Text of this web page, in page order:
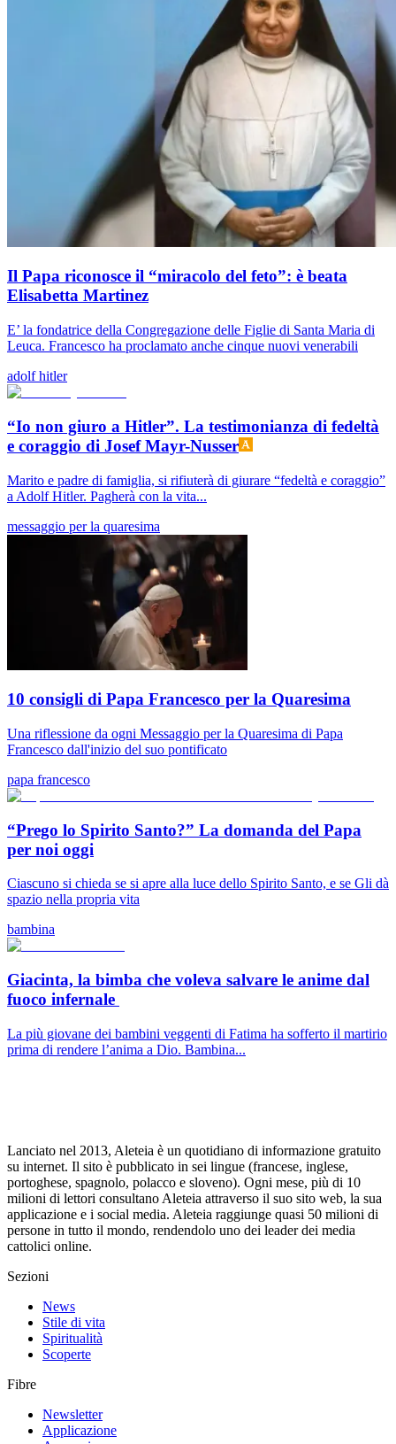
Il Papa riconosce il “miracolo del feto”: è beata
Elisabetta Martinez
E’ la fondatrice della Congregazione delle Figlie di Santa Maria di
Leuca. Francesco ha proclamato anche cinque nuovi venerabili
adolf hitler
“Io non giuro a Hitler”. La testimonianza di fedeltà
e coraggio di Josef Mayr-Nusser
Marito e padre di famiglia, si rifiuterà di giurare “fedeltà e coraggio”
a Adolf Hitler. Pagherà con la vita...
messaggio per la quaresima
10 consigli di Papa Francesco per la Quaresima
Una riflessione da ogni Messaggio per la Quaresima di Papa
Francesco dall'inizio del suo pontificato
papa francesco
“Prego lo Spirito Santo?” La domanda del Papa
per noi oggi
Ciascuno si chieda se si apre alla luce dello Spirito Santo, e se Gli dà
spazio nella propria vita
bambina
Giacinta, la bimba che voleva salvare le anime dal
fuoco infernale
La più giovane dei bambini veggenti di Fatima ha sofferto il martirio
prima di rendere l’anima a Dio. Bambina...
Lanciato nel 2013, Aleteia è un quotidiano di informazione gratuito
su internet. Il sito è pubblicato in sei lingue (francese, inglese,
portoghese, spagnolo, polacco e sloveno). Ogni mese, più di 10
milioni di lettori consultano Aleteia attraverso il suo sito web, la sua
applicazione e i social media. Aleteia raggiunge quasi 50 milioni di
persone in tutto il mondo, rendendolo uno dei leader dei media
cattolici online.
Sezioni
News
Stile di vita
Spiritualità
Scoperte
Fibre
Newsletter
Applicazione